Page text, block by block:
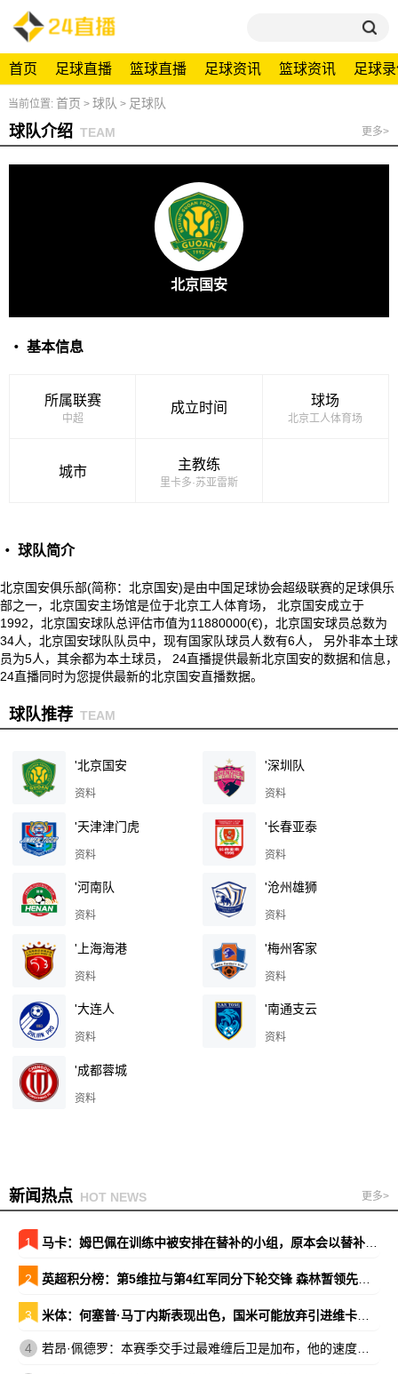
首页 足球直播 篮球直播 足球资讯 篮球资讯 足球
当前位置: 首页 > 球队 > 足球队
球队介绍 TEAM 更多>
北京国安
・ 基本信息
所属联赛
中超
成立时间 球场
北京工人体育场
城市 主教练
里卡多·苏亚雷斯
・ 球队简介
北京国安俱乐部(简称：北京国安)是由中国足球协会超级联赛的足球俱乐
部之一，北京国安主场馆是位于北京工人体育场， 北京国安成立于
1992，北京国安球队总评估市值为11880000(€)，北京国安球员总数为
34人，北京国安球队队员中，现有国家队球员人数有6人， 另外非本土球
员为5人，其余都为本土球员， 24直播提供最新北京国安的数据和信息，
24直播同时为您提供最新的北京国安直播数据。
球队推荐 TEAM
'北京国安
资料
'深圳队
资料
'天津津门虎
资料
'长春亚泰
资料
'河南队
资料
'沧州雄狮
资料
'上海海港
资料
'梅州客家
资料
'大连人
资料
'南通支云
资料
'成都蓉城
资料
新闻热点 HOT NEWS 更多>
1 马卡：姆巴佩在训练中被安排在替补的小组，原本会以替补出战巴萨
2 英超积分榜：第5维拉与第4红军同分下轮交锋 森林暂领先降级区7分
3 米体：何塞普·马丁内斯表现出色，国米可能放弃引进维卡里奥
4 若昂·佩德罗：本赛季交手过最难缠后卫是加布，他的速度让我惊讶